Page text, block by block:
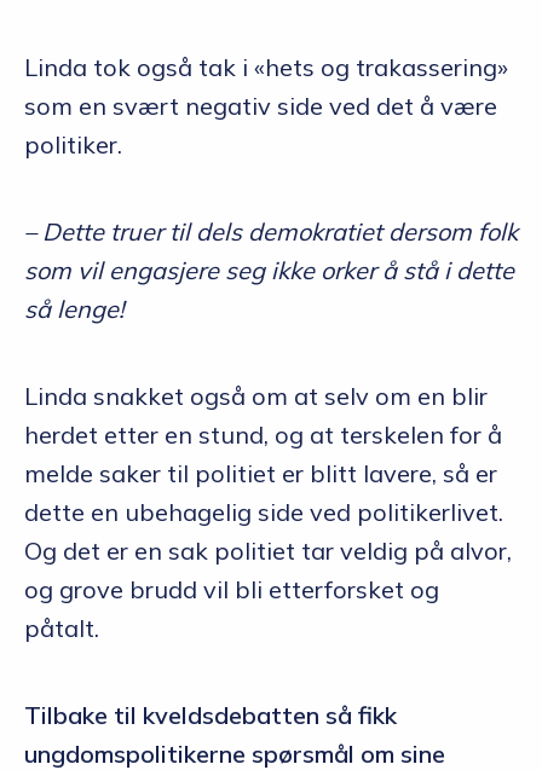
Linda tok også tak i «hets og trakassering»
som en svært negativ side ved det å være
politiker.
– Dette truer til dels demokratiet dersom folk
som vil engasjere seg ikke orker å stå i dette
så lenge!
Linda snakket også om at selv om en blir
herdet etter en stund, og at terskelen for å
melde saker til politiet er blitt lavere, så er
dette en ubehagelig side ved politikerlivet.
Og det er en sak politiet tar veldig på alvor,
og grove brudd vil bli etterforsket og
påtalt.
Tilbake til kveldsdebatten så fikk
ungdomspolitikerne spørsmål om sine